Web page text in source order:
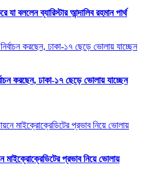
যা বললেন ব্যারিস্টার আন্দালিব রহমান পার্থ
করছেন, ঢাকা-১৭ ছেড়ে ভোলায় যাচ্ছেন
মাইক্রোক্রেডিটের প্রভাব নিয়ে ভোলায়